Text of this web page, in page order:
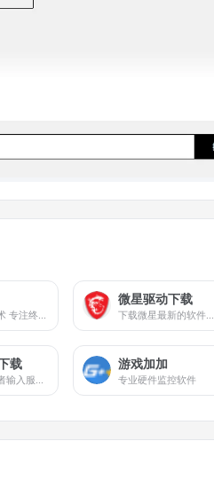
聚焦专业技术 专注终端安全
微星驱动下载
下载微星最新的软件、驱动程序、实用工具及程序
载
选择产品或者输入服务标签，以查看相关的戴尔驱动程序和驱动程序更新。
游戏加加
专业硬件监控软件